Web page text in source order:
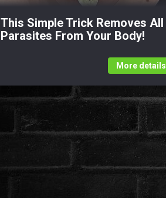
This Simple Trick Removes All
Parasites From Your Body!
More details